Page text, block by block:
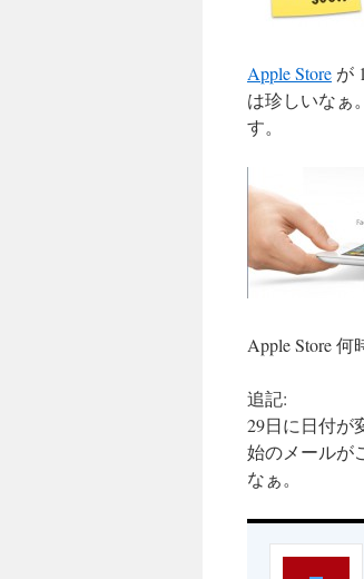
Apple Store が
は珍しいなぁ
す。
Apple Store 何
追記:
29日に日付が
始のメールが
なぁ。